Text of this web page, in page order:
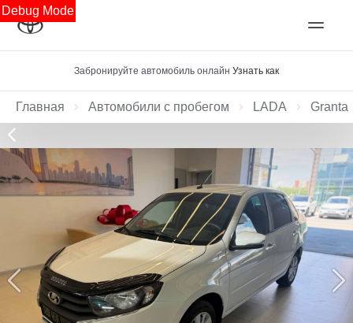
Debug Mode
Забронируйте автомобиль онлайн Узнать как
Главная Автомобили с пробегом LADA Granta